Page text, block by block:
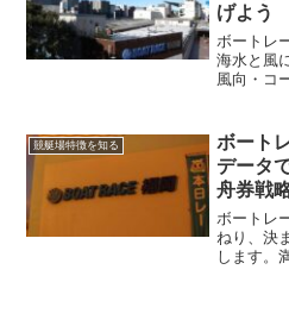
げよう
ボートレ
海水と風
風向・コ
競艇場特徴を知る
ボート
データ
舟券戦
ボートレ
ねり、決
します。